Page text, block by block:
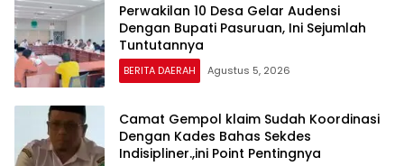
Perwakilan 10 Desa Gelar Audensi
Dengan Bupati Pasuruan, Ini Sejumlah
Tuntutannya
BERITA DAERAH Agustus 5, 2026
Camat Gempol klaim Sudah Koordinasi
Dengan Kades Bahas Sekdes
Indisipliner.,ini Point Pentingnya